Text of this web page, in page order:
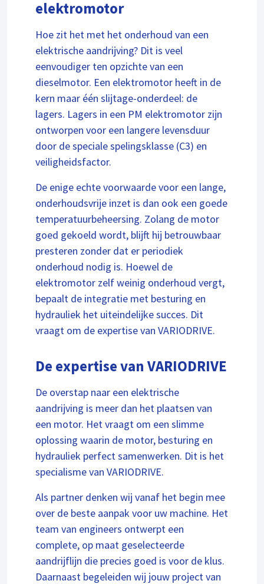
elektromotor
Hoe zit het met het onderhoud van een
elektrische aandrijving? Dit is veel
eenvoudiger ten opzichte van een
dieselmotor. Een elektromotor heeft in de
kern maar één slijtage-onderdeel: de
lagers. Lagers in een PM elektromotor zijn
ontworpen voor een langere levensduur
door de speciale spelingsklasse (C3) en
veiligheidsfactor.
De enige echte voorwaarde voor een lange,
onderhoudsvrije inzet is dan ook een goede
temperatuurbeheersing. Zolang de motor
goed gekoeld wordt, blijft hij betrouwbaar
presteren zonder dat er periodiek
onderhoud nodig is. Hoewel de
elektromotor zelf weinig onderhoud vergt,
bepaalt de integratie met besturing en
hydrauliek het uiteindelijke succes. Dit
vraagt om de expertise van VARIODRIVE.
De expertise van VARIODRIVE
De overstap naar een elektrische
aandrijving is meer dan het plaatsen van
een motor. Het vraagt om een slimme
oplossing waarin de motor, besturing en
hydrauliek perfect samenwerken. Dit is het
specialisme van VARIODRIVE.
Als partner denken wij vanaf het begin mee
over de beste aanpak voor uw machine. Het
team van engineers ontwerpt een
complete, op maat geselecteerde
aandrijflijn die precies goed is voor de klus.
Daarnaast begeleiden wij jouw project van